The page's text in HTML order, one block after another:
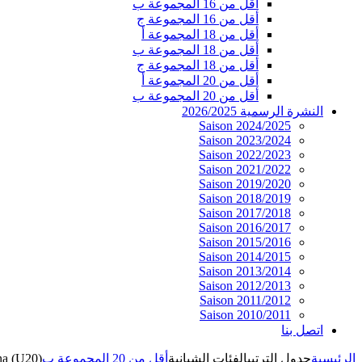
أقل من 16 المجموعة ب
أقل من 16 المجموعة ج
أقل من 18 المجموعة أ
أقل من 18 المجموعة ب
أقل من 18 المجموعة ج
أقل من 20 المجموعة أ
أقل من 20 المجموعة ب
النشرة الرسمية 2026/2025
Saison 2024/2025
Saison 2023/2024
Saison 2022/2023
Saison 2021/2022
Saison 2019/2020
Saison 2018/2019
Saison 2017/2018
Saison 2016/2017
Saison 2015/2016
Saison 2014/2015
Saison 2013/2014
Saison 2012/2013
Saison 2011/2012
Saison 2010/2011
اتصل بنا
الرئيسيةجدول الترتيبالفئات الشبانية أقل من 20 المجموعة ب
(U20)